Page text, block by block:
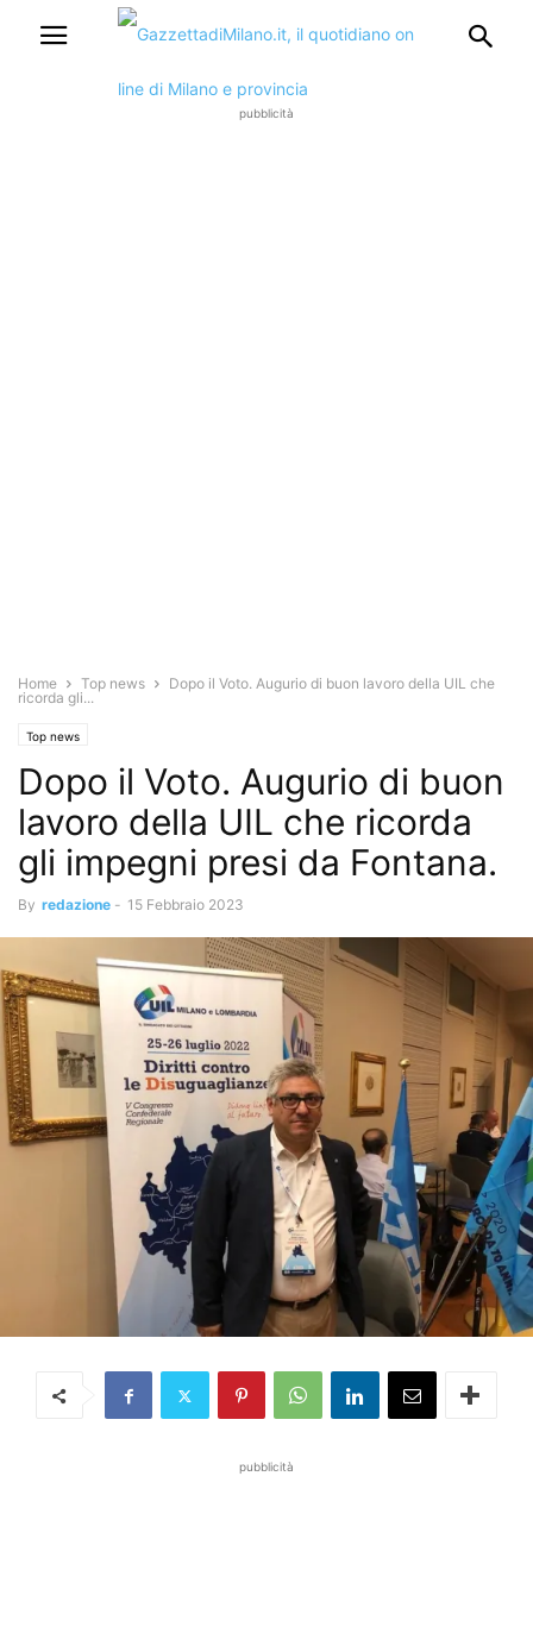
pubblicità
Home Top news
Dopo il Voto. Augurio di buon lavoro della UIL che
ricorda gli...
Top news
Dopo il Voto. Augurio di buon
lavoro della UIL che ricorda
gli impegni presi da Fontana.
By redazione - 15 Febbraio 2023
pubblicità